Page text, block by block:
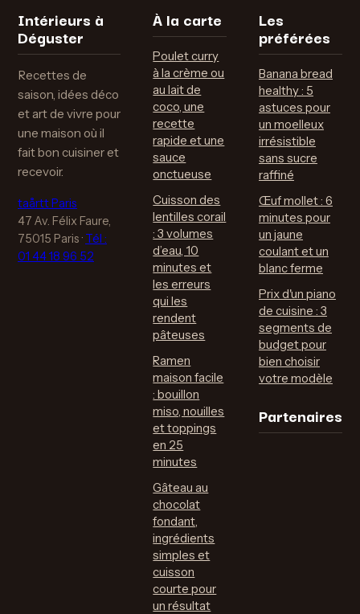
Intérieurs à
Déguster
Recettes de
saison, idées déco
et art de vivre pour
une maison où il
fait bon cuisiner et
recevoir.
taårtt Paris
47 Av. Félix Faure,
75015 Paris · Tél :
01 44 18 96 52
À la carte
Poulet curry
à la crème ou
au lait de
coco, une
recette
rapide et une
sauce
onctueuse
Cuisson des
lentilles corail
: 3 volumes
d’eau, 10
minutes et
les erreurs
qui les
rendent
pâteuses
Ramen
maison facile
: bouillon
miso, nouilles
et toppings
en 25
minutes
Gâteau au
chocolat
fondant,
ingrédients
simples et
cuisson
courte pour
un résultat
Les
préférées
Banana bread
healthy : 5
astuces pour
un moelleux
irrésistible
sans sucre
raffiné
Œuf mollet : 6
minutes pour
un jaune
coulant et un
blanc ferme
Prix d'un piano
de cuisine : 3
segments de
budget pour
bien choisir
votre modèle
Partenaires